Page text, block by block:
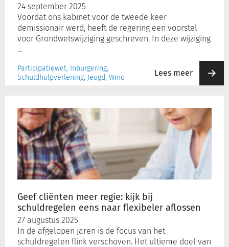
24 september 2025
Voordat ons kabinet voor de tweede keer
demissionair werd, heeft de regering een voorstel
voor Grondwetswijziging geschreven. In deze wijziging
…
Participatiewet, Inburgering,
Schuldhulpverlening, Jeugd, Wmo
Lees meer
Geef cliënten meer regie: kijk bij
schuldregelen eens naar flexibeler aflossen
27 augustus 2025
In de afgelopen jaren is de focus van het
schuldregelen flink verschoven. Het ultieme doel van
cliënten
meer
regie:
kijk
schuldregelen
eens
naar
flexibeler
aflossen